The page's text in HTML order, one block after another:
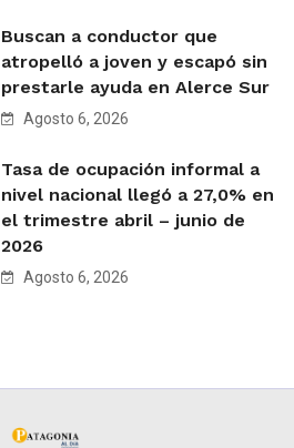
Buscan a conductor que
atropelló a joven y escapó sin
prestarle ayuda en Alerce Sur
Agosto 6, 2026
Tasa de ocupación informal a
nivel nacional llegó a 27,0% en
el trimestre abril – junio de
2026
Agosto 6, 2026